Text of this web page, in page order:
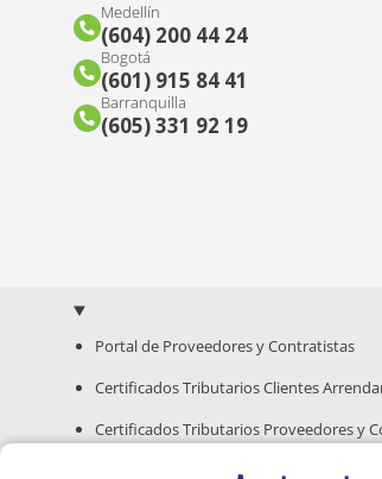
Medellín
(604) 200 44 24
Bogotá
(601) 915 84 41
Barranquilla
(605) 331 92 19
Portal de Proveedores y Contratistas
Certificados Tributarios Clientes
Certificados Tributarios Proveedores y
Guía para Compra de Inmuebles Nuevos